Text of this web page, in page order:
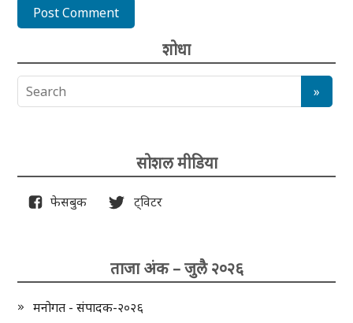
शोधा
सोशल मीडिया
फेसबुक ट्विटर
ताजा अंक – जुलै २०२६
मनोगत - संपादक-२०२६